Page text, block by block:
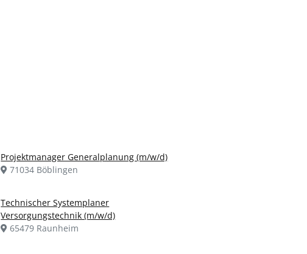
Projektmanager Generalplanung (m/w/d)
71034 Böblingen
Technischer Systemplaner
Versorgungstechnik (m/w/d)
65479 Raunheim